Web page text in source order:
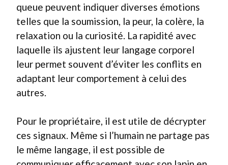
queue peuvent indiquer diverses émotions
telles que la soumission, la peur, la colère, la
relaxation ou la curiosité. La rapidité avec
laquelle ils ajustent leur langage corporel
leur permet souvent d’éviter les conflits en
adaptant leur comportement à celui des
autres.
Pour le propriétaire, il est utile de décrypter
ces signaux. Même si l’humain ne partage pas
le même langage, il est possible de